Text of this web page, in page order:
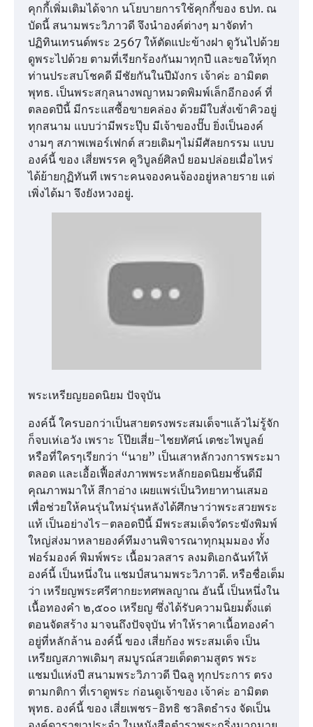
คุกกี้เพิ่มเติมได้จาก นโยบายการใช้คุกกี้ของ ธปท. ณ
บัดนี้ สนามพระวิภาวดี จึงนำองค์ต่างๆ มาจัดทำ
ปฏิทินเทรนด์พระ 2567 ให้ตัดแปะข้างฝา ดูวันไปด้วย
ดูพระไปด้วย ตามที่เรียกร้องกันมาทุกปี และขอให้ทุก
ท่านประสบโชคดี มีชัยกันในปีมังกร เจ้าค่ะ อามิตต
พุทธ. เป็นพระสกุลนางพญาหมวดพิมพ์เล็กอีกองค์ ที่
ตลอดปีนี้ มีกระแสซื้อขายคล่อง ด้วยมีใบสั่งเข้าคิวอยู่
ทุกสนาม แบบว่ามีพระปุ๊บ มีเจ้าของปั๊บ ยิ่งเป็นองค์
งามๆ สภาพเพอร์เฟกต์ สวยเดิมๆไม่มีศัลยกรรม แบบ
องค์นี้ ของ เสี่ยพรรค คูวิบูลย์ศิลป์ ยอมปล่อยเมื่อไหร่
ได้ย้ายกุฏิทันที เพราะคนจองคนจ้องอยู่หลายราย แต่
เพิ่งได้มา จึงยังหวงอยู่.
พระเหรียญยอดนิยม ปัจจุบัน
องค์นี้ ใครบอกว่าเป็นสายตรงพระสมเด็จฯแล้วไม่รู้จัก
ก็จบเห่เอวัง เพราะ โป๊ยเสี่ย-ไชยทัศน์ เตชะไพบูลย์
หรือที่ใครๆเรียกว่า “นาย” เป็นเสาหลักวงการพระมา
ตลอด และเอื้อเฟื้อส่งภาพพระหลักยอดนิยมชั้นดีมี
คุณภาพมาให้ สีกาอ่าง เผยแพร่เป็นวิทยาทานเสมอ
เพื่อช่วยให้คนรุ่นใหม่รุ่นหลังได้ศึกษาว่าพระสวยพระ
แท้ เป็นอย่างไร–ตลอดปีนี้ มีพระสมเด็จวัดระฆังพิมพ์
ใหญ่ส่งมาหลายองค์ทีมงานพิจารณาทุกมุมมอง ทั้ง
ฟอร์มองค์ พิมพ์พระ เนื้อมวลสาร ลงมติเอกฉันท์ให้
องค์นี้ เป็นหนึ่งใน แชมป์สนามพระวิภาวดี. หรือชื่อเต็ม
ว่า เหรียญพระศรีศากยะทศพลญาณ อันนี้ เป็นหนึ่งใน
เนื้อทองคำ ๒,๕๐๐ เหรียญ ซึ่งได้รับความนิยมตั้งแต่
ตอนจัดสร้าง มาจนถึงปัจจุบัน ทำให้ราคาเนื้อทองคำ
อยู่ที่หลักล้าน องค์นี้ ของ เสี่ยก้อง พระสมเด็จ เป็น
เหรียญสภาพเดิมๆ สมบูรณ์สวยเด็ดตามสูตร พระ
แชมป์แห่งปี สนามพระวิภาวดี ปีฉลู ทุกประการ ตรง
ตามกติกา ที่เราดูพระ ก่อนดูเจ้าของ เจ้าค่ะ อามิตต
พุทธ. องค์นี้ ของ เสี่ยเพชร-อิทธิ ชวลิตธำรง จัดเป็น